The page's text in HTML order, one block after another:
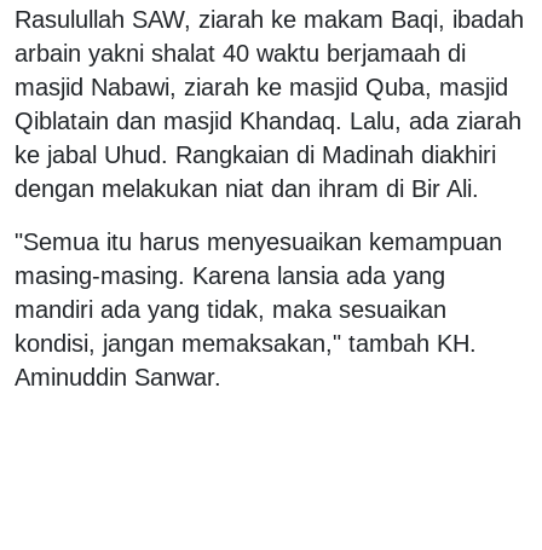
Rasulullah SAW, ziarah ke makam Baqi, ibadah
arbain yakni shalat 40 waktu berjamaah di
masjid Nabawi, ziarah ke masjid Quba, masjid
Qiblatain dan masjid Khandaq. Lalu, ada ziarah
ke jabal Uhud. Rangkaian di Madinah diakhiri
dengan melakukan niat dan ihram di Bir Ali.
"Semua itu harus menyesuaikan kemampuan
masing-masing. Karena lansia ada yang
mandiri ada yang tidak, maka sesuaikan
kondisi, jangan memaksakan," tambah KH.
Aminuddin Sanwar.